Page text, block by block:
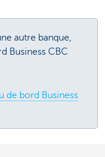
autre banque,
Business CBC
de bord Business